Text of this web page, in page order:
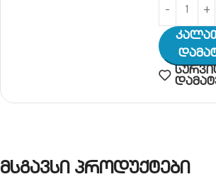
მსგავსი პროდუქტები